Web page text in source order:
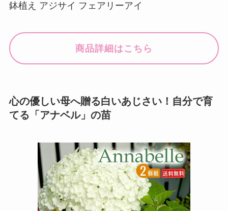
鉢植え アジサイ フェアリーアイ
商品詳細はこちら
心の優しい母へ贈る白いあじさい！自分で育
てる「アナベル」の苗